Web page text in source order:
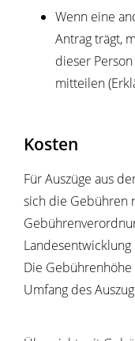
Wenn eine
Antrag trägt,
dieser
mitteilen
Kosten
Für Auszüge aus
sich die Gebühren
Die
Umfang des